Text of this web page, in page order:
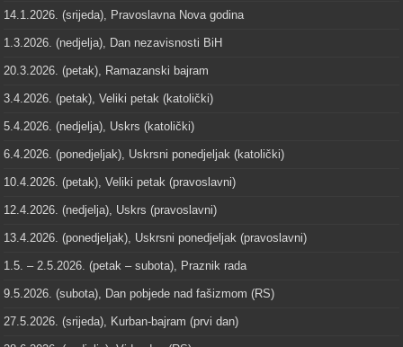
14.1.2026. (srijeda), Pravoslavna Nova godina
1.3.2026. (nedjelja), Dan nezavisnosti BiH
20.3.2026. (petak), Ramazanski bajram
3.4.2026. (petak), Veliki petak (katolički)
5.4.2026. (nedjelja), Uskrs (katolički)
6.4.2026. (ponedjeljak), Uskrsni ponedjeljak (katolički)
10.4.2026. (petak), Veliki petak (pravoslavni)
12.4.2026. (nedjelja), Uskrs (pravoslavni)
13.4.2026. (ponedjeljak), Uskrsni ponedjeljak (pravoslavni)
1.5. – 2.5.2026. (petak – subota), Praznik rada
9.5.2026. (subota), Dan pobjede nad fašizmom (RS)
27.5.2026. (srijeda), Kurban-bajram (prvi dan)